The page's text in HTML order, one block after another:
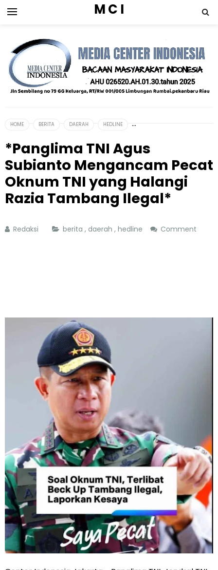
M C I
HOME BERITA DAERAH HEDLINE
*Panglima TNI Agus
Subianto Mengancam Pecat
Oknum TNI yang Halangi
Razia Tambang Ilegal*
Redaksi berita , daerah , hedline Comment